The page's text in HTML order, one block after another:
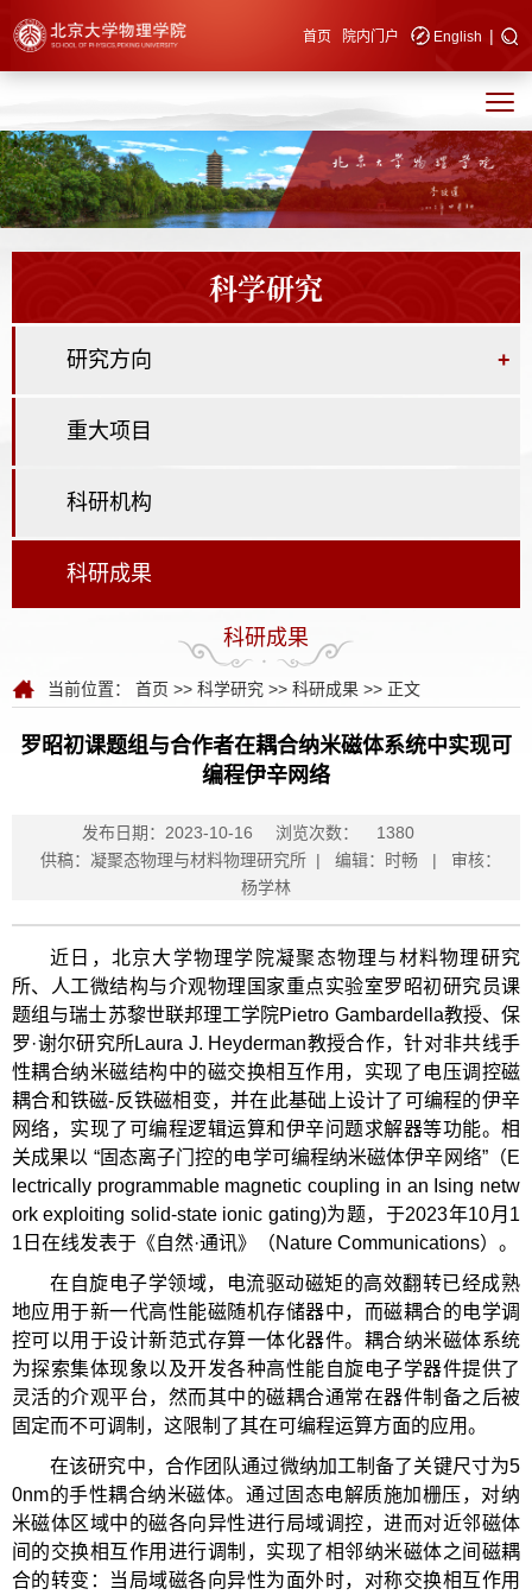
快速导航 首页 院内门户 English |
科学研究
研究方向 +
重大项目
科研机构
科研成果
科研成果
当前位置： 首页 >> 科学研究 >> 科研成果 >> 正文
罗昭初课题组与合作者在耦合纳米磁体系统中实现可
编程伊辛网络
发布日期：2023-10-16 浏览次数：
1380
供稿：凝聚态物理与材料物理研究所 | 编辑：时畅 | 审核：
杨学林
近日，北京大学物理学院凝聚态物理与材料物理研究
所、人工微结构与介观物理国家重点实验室罗昭初研究员课
题组与瑞士苏黎世联邦理工学院Pietro Gambardella教授、保
罗·谢尔研究所Laura J. Heyderman教授合作，针对非共线手
性耦合纳米磁结构中的磁交换相互作用，实现了电压调控磁
耦合和铁磁-反铁磁相变，并在此基础上设计了可编程的伊辛
网络，实现了可编程逻辑运算和伊辛问题求解器等功能。相
关成果以 “固态离子门控的电学可编程纳米磁体伊辛网络”（E
lectrically programmable magnetic coupling in an Ising netw
ork exploiting solid-state ionic gating)为题，于2023年10月1
1日在线发表于《自然·通讯》（Nature Communications）。
在自旋电子学领域，电流驱动磁矩的高效翻转已经成熟
地应用于新一代高性能磁随机存储器中，而磁耦合的电学调
控可以用于设计新范式存算一体化器件。耦合纳米磁体系统
为探索集体现象以及开发各种高性能自旋电子学器件提供了
灵活的介观平台，然而其中的磁耦合通常在器件制备之后被
固定而不可调制，这限制了其在可编程运算方面的应用。
在该研究中，合作团队通过微纳加工制备了关键尺寸为5
0nm的手性耦合纳米磁体。通过固态电解质施加栅压，对纳
米磁体区域中的磁各向异性进行局域调控，进而对近邻磁体
间的交换相互作用进行调制，实现了相邻纳米磁体之间磁耦
合的转变：当局域磁各向异性为面外时，对称交换相互作用